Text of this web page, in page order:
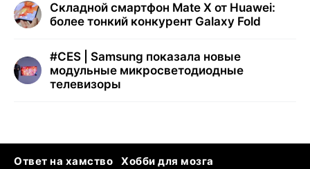
Складной смартфон Mate X от Huawei:
более тонкий конкурент Galaxy Fold
#CES | Samsung показала новые
модульные микросветодиодные
телевизоры
Ответ на хамство
Хобби для мозга